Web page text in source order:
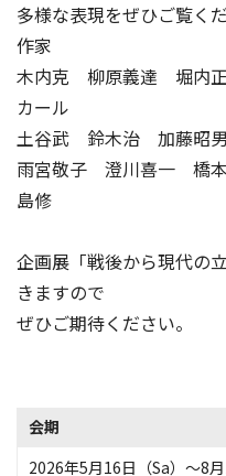
多様な表現をぜひご覧くだ
作家
木内克 柳原義達 堀内
カール
土谷武 鈴木治 加藤昭
雨宮敬子 澄川喜一 橋
島修
企画展「戦後から現代の
きますので
ぜひご期待ください。
会期
2026年5月16日（Sa）〜8月